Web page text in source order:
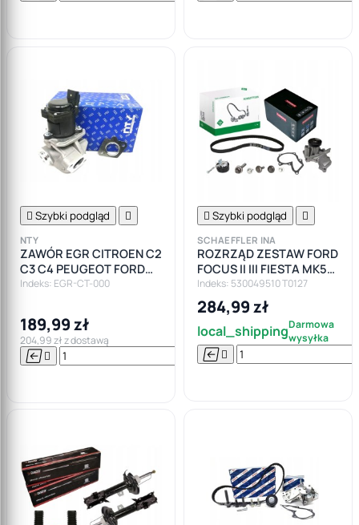

 Szybki podgląd 
NTY
ZAWÓR EGR CITROEN C2
C3 C4 PEUGEOT FORD
FIESTA FUSION FOCUS
Indeks: EGR-CT-000
189,99 zł
204,99 zł z dostawą
  

Do
 Szybki podgląd 
SCHAEFFLER INA
ROZRZĄD ZESTAW FORD
FOCUS II III FIESTA MK5
MK6 FUSION MAZDA 1.25
1.4 1.6
Indeks: 530049510 T0127
284,99 zł
local_shippingDarmowa
wysyłka
 